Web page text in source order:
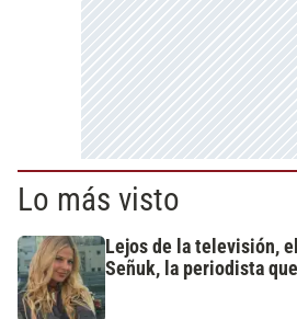
Lo más visto
Lejos de la televisión,
Señuk, la periodista